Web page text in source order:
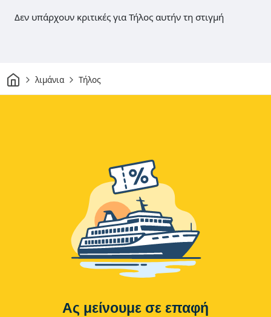
Δεν υπάρχουν κριτικές για Τήλος αυτήν τη στιγμή
Σπίτιλιμάνια Τήλος
Ας μείνουμε σε επαφή